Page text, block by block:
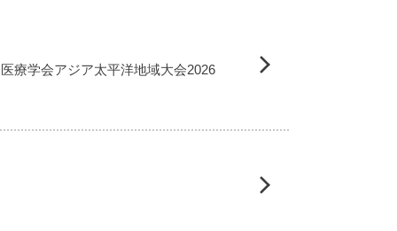
療学会アジア太平洋地域大会2026